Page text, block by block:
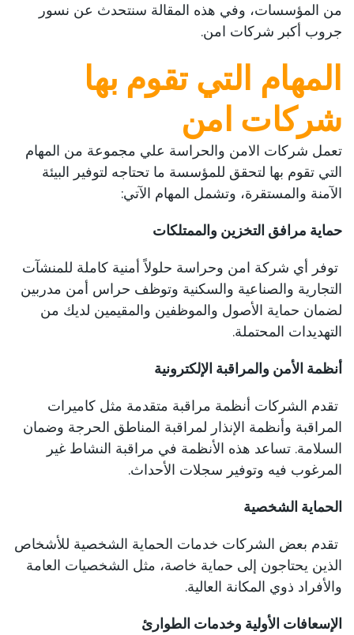
من المؤسسات، وفي هذه المقالة سنتحدث عن نسور
جروب أكبر شركات امن.
المهام التي تقوم بها
شركات امن
تعمل شركات الامن والحراسة علي مجموعة من المهام
التي تقوم بها لتحقق للمؤسسة ما تحتاجه لتوفير البيئة
الآمنة والمستقرة، وتشمل المهام الآتي:
حماية مرافق التخزين والممتلكات
توفر أي شركة امن وحراسة حلولاً أمنية كاملة للمنشآت
التجارية والصناعية والسكنية وتوظف حراس أمن مدربين
لضمان حماية الأصول والموظفين والمقيمين لديك من
التهديدات المحتملة.
أنظمة الأمن والمراقبة الإلكترونية
تقدم الشركات أنظمة مراقبة متقدمة مثل كاميرات
المراقبة وأنظمة الإنذار لمراقبة المناطق الحرجة وضمان
السلامة. تساعد هذه الأنظمة في مراقبة النشاط غير
المرغوب فيه وتوفير سجلات الأحداث.
الحماية الشخصية
تقدم بعض الشركات خدمات الحماية الشخصية للأشخاص
الذين يحتاجون إلى حماية خاصة، مثل الشخصيات العامة
والأفراد ذوي المكانة العالية.
الإسعافات الأولية وخدمات الطوارئ